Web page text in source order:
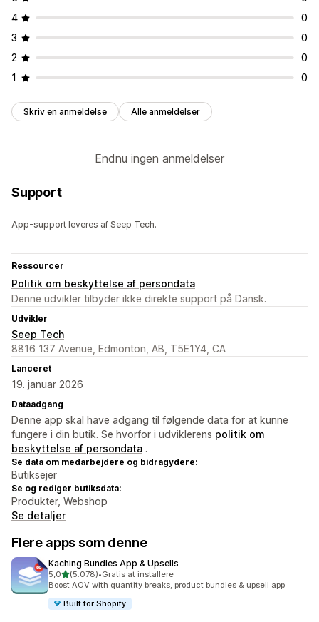
4
0
3
0
2
0
1
0
Skriv en anmeldelse Alle anmeldelser
Endnu ingen anmeldelser
Support
App-support leveres af Seep Tech.
Ressourcer
Politik om beskyttelse af persondata
Denne udvikler tilbyder ikke direkte support på Dansk.
Udvikler
Seep Tech
8816 137 Avenue, Edmonton, AB, T5E1Y4, CA
Lanceret
19. januar 2026
Dataadgang
Denne app skal have adgang til følgende data for at kunne
fungere i din butik. Se hvorfor i udviklerens politik om
beskyttelse af persondata .
Se data om medarbejdere og bidragydere:
Butiksejer
Se og rediger butiksdata:
Produkter, Webshop
Se detaljer
Flere apps som denne
Kaching Bundles App & Upsells
5,0ud af 5 stjerner
(5.078)
5078 anmeldelser i alt
•Gratis at installere
Boost AOV with quantity breaks, product bundles & upsell app
Built for Shopify